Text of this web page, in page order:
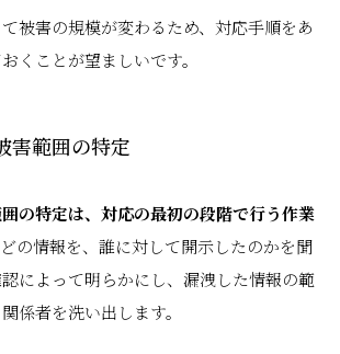
被害の規模が変わるため、対応手順をあ
くことが望ましいです。
害範囲の特定
の特定は、対応の最初の段階で行う作業
の情報を、誰に対して開示したのかを聞
によって明らかにし、漏洩した情報の範
係者を洗い出します。